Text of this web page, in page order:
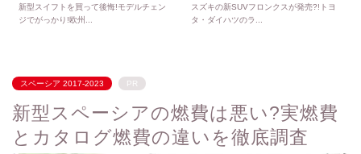
新型スイフトを買って後悔!モデルチェン
ジでがっかり!欧州...
スズキの新SUVフロンクスが発売?!トヨ
タ・ダイハツのラ...
スペーシア 2017-2023 PR
新型スペーシアの燃費は悪い?実燃費
とカタログ燃費の違いを徹底調査